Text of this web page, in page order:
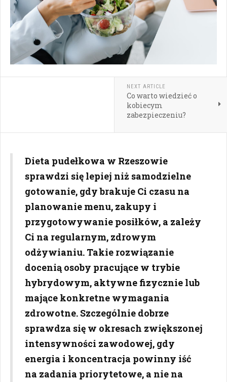
NEXT ARTICLE
Co warto wiedzieć o
kobiecym
zabezpieczeniu?
Dieta pudełkowa w Rzeszowie
sprawdzi się lepiej niż samodzielne
gotowanie, gdy brakuje Ci czasu na
planowanie menu, zakupy i
przygotowywanie posiłków, a zależy
Ci na regularnym, zdrowym
odżywianiu. Takie rozwiązanie
docenią osoby pracujące w trybie
hybrydowym, aktywne fizycznie lub
mające konkretne wymagania
zdrowotne. Szczególnie dobrze
sprawdza się w okresach zwiększonej
intensywności zawodowej, gdy
energia i koncentracja powinny iść
na zadania priorytetowe, a nie na